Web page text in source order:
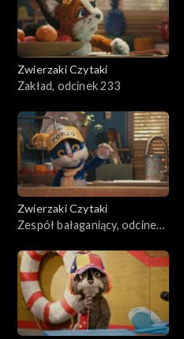
Zwierzaki Czytaki
Zakład, odcinek 233
Zwierzaki Czytaki
Zespół bałaganiący, odcinek